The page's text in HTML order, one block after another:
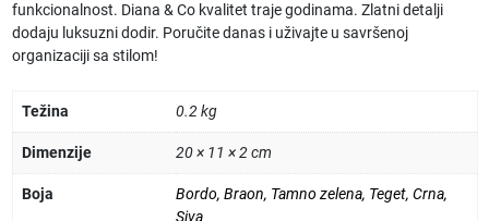
funkcionalnost. Diana & Co kvalitet traje godinama. Zlatni detalji
dodaju luksuzni dodir. Poručite danas i uživajte u savršenoj
organizaciji sa stilom!
Težina 0.2 kg
Dimenzije 20 × 11 × 2 cm
Boja Bordo, Braon, Tamno zelena, Teget, Crna,
Siva